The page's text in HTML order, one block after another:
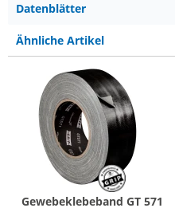
Datenblätter
Ähnliche Artikel
Gewebeklebeband GT 571